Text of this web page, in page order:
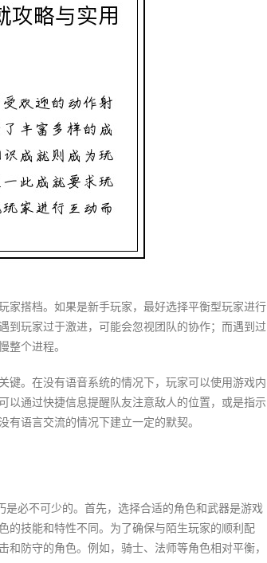
家搭档。如果是新手玩家，最好选择平衡型玩家进行
到玩家过于激进，可能会忽视团队的协作；而遇到过
整个进程。
键。在没有语音系统的情况下，玩家可以使用游戏内
以通过快捷信息提醒队友注意敌人的位置，或是指示
有语言交流的情况下建立一定的默契。
是必不可少的。首先，选择合适的角色和武器是游戏
的技能和特性不同。为了确保与陌生玩家的顺利配
防守的角色。例如，骑士、法师等角色相对平衡，